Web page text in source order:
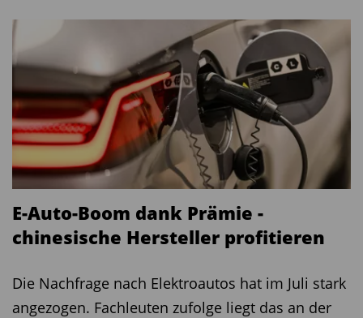
E-Auto-Boom dank Prämie -
chinesische Hersteller profitieren
Die Nachfrage nach Elektroautos hat im Juli stark
angezogen. Fachleuten zufolge liegt das an der